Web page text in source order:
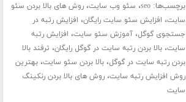
برچسب‌ها:seo، سئو وب سایت،روش های بالا بردن سئو
سایت، افزایش سئو سایت رایگان، افزایش رتبه در
جستجوی گوگل،آموزش سئو سایت، افزایش رتبه
سایت،بالا بردن رتبه سایت در گوگل رایگان، ترفند بالا
بردن رتبه سایت در گوگل،بالا بردن سئو سایت،بهترین
روش افزایش رتبه سایت،روش های بالا بردن رنکینگ
سایت